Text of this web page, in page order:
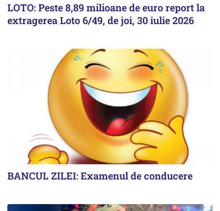
LOTO: Peste 8,89 milioane de euro report la
extragerea Loto 6/49, de joi, 30 iulie 2026
BANCUL ZILEI: Examenul de conducere